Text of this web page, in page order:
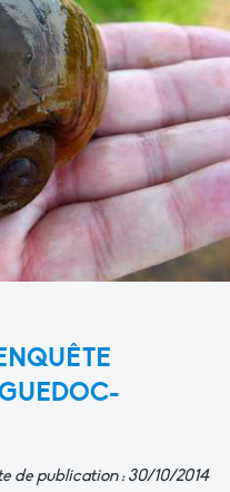
de publication : 30/10/2014